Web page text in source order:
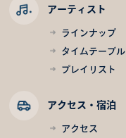
アーティスト
ラインナップ
タイムテーブル
プレイリスト
アクセス・宿泊
アクセス